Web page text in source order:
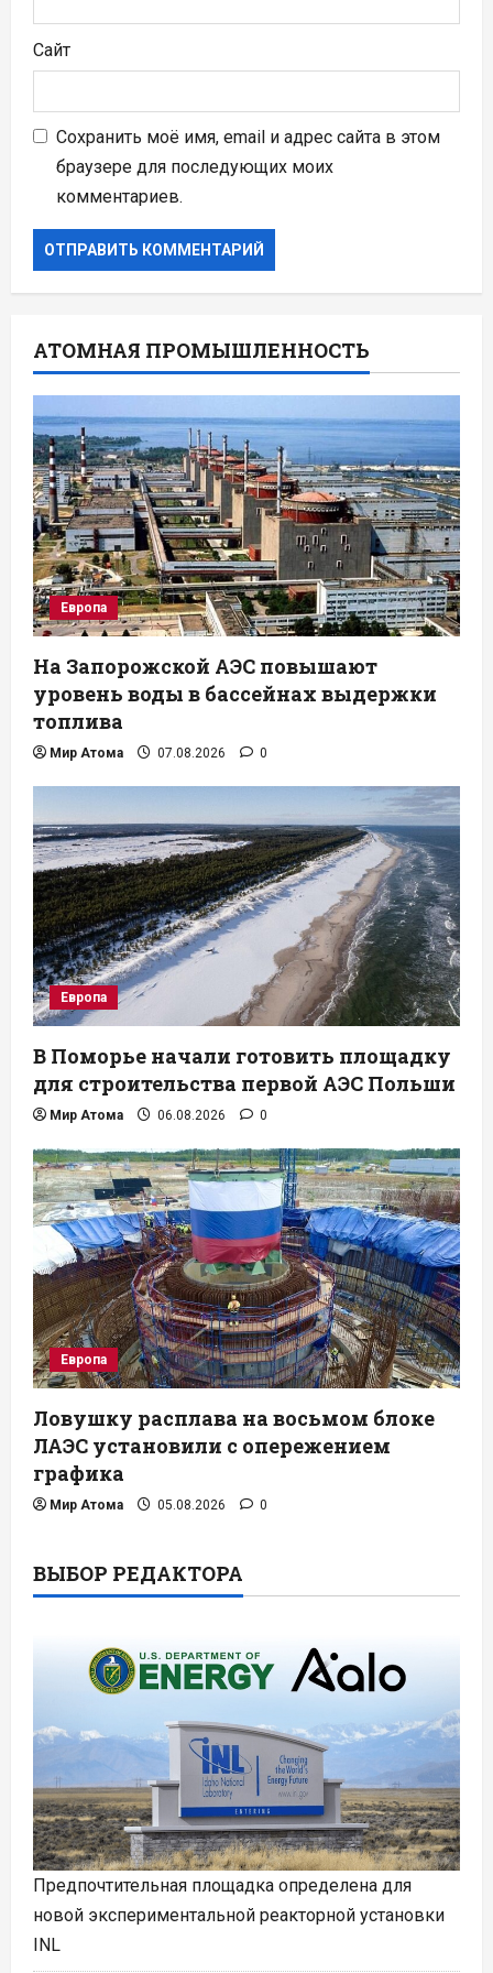
Сайт
Сохранить моё имя, email и адрес сайта в этом
браузере для последующих моих
комментариев.
АТОМНАЯ ПРОМЫШЛЕННОСТЬ
Европа
На Запорожской АЭС повышают
уровень воды в бассейнах выдержки
топлива
Мир Атома 07.08.2026 0
Европа
В Поморье начали готовить площадку
для строительства первой АЭС Польши
Мир Атома 06.08.2026 0
Европа
Ловушку расплава на восьмом блоке
ЛАЭС установили с опережением
графика
Мир Атома 05.08.2026 0
ВЫБОР РЕДАКТОРА
Предпочтительная площадка определена для
новой экспериментальной реакторной установки
INL